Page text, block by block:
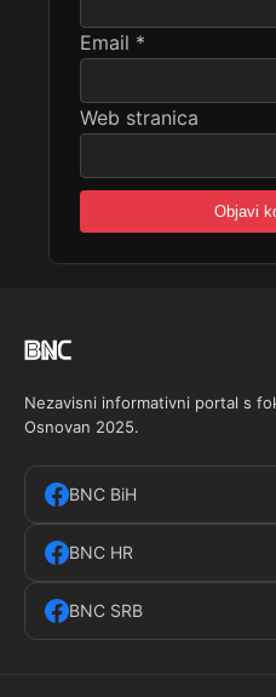
Email *
Web stranica
Nezavisni informativni portal s
Osnovan 2025.
BNC BiH
BNC HR
BNC SRB